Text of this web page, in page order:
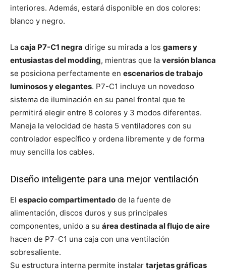
interiores. Además, estará disponible en dos colores:
blanco y negro.
La caja P7-C1 negra dirige su mirada a los gamers y
entusiastas del modding, mientras que la versión blanca
se posiciona perfectamente en escenarios de trabajo
luminosos y elegantes. P7-C1 incluye un novedoso
sistema de iluminación en su panel frontal que te
permitirá elegir entre 8 colores y 3 modos diferentes.
Maneja la velocidad de hasta 5 ventiladores con su
controlador específico y ordena libremente y de forma
muy sencilla los cables.
Diseño inteligente para una mejor ventilación
El espacio compartimentado de la fuente de
alimentación, discos duros y sus principales
componentes, unido a su área destinada al flujo de aire
hacen de P7-C1 una caja con una ventilación
sobresaliente.
Su estructura interna permite instalar tarjetas gráficas